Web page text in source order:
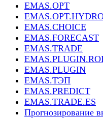
EMAS.OPT
EMAS.CHOICE
EMAS.FORECAST
EMAS.TRADE
EMAS.PLUGIN
EMAS.ТЭП
EMAS.PREDICT
EMAS.TRADE.ES
Прогнозирование